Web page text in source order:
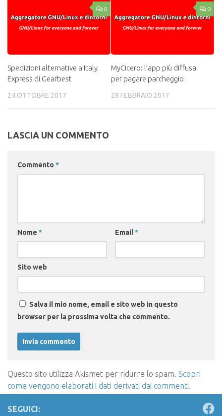
0
Spedizioni alternative a Italy
Express di Gearbest
24 OTTOBRE 2017
0
MyCicero: l’app più diffusa
per pagare parcheggio
28 FEBBRAIO 2017
LASCIA UN COMMENTO
Commento *
Nome * Email*
Sito web
Salva il mio nome, email e sito web in questo
browser per la prossima volta che commento.
Questo sito utilizza Akismet per ridurre lo spam. Scopri
come vengono elaborati i dati derivati dai commenti.
SEGUICI: